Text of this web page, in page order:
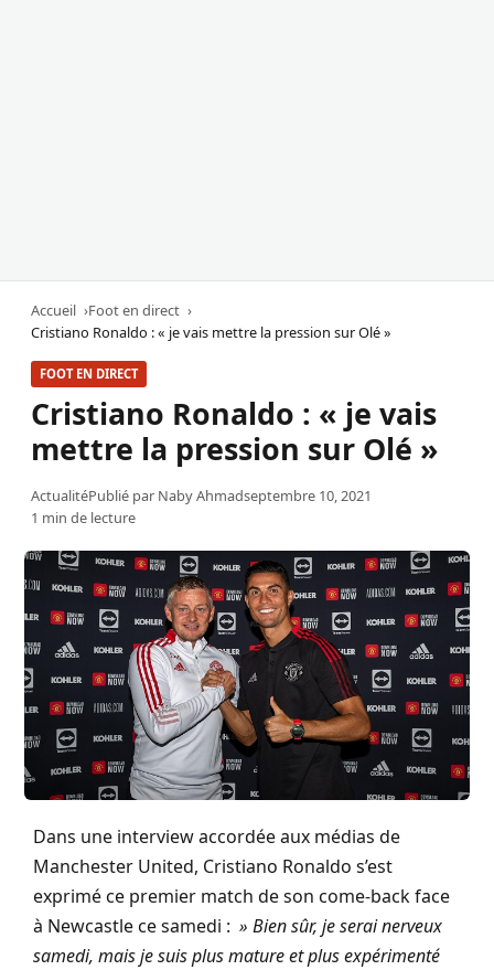
Accueil
Foot en direct
Cristiano Ronaldo : « je vais mettre la pression sur Olé »
FOOT EN DIRECT
Cristiano Ronaldo : « je vais
mettre la pression sur Olé »
ActualitéPublié par Naby Ahmadseptembre 10, 2021
1 min de lecture
Dans une interview accordée aux médias de
Manchester United, Cristiano Ronaldo s’est
exprimé ce premier match de son come-back face
à Newcastle ce samedi : » Bien sûr, je serai nerveux
samedi, mais je suis plus mature et plus expérimenté